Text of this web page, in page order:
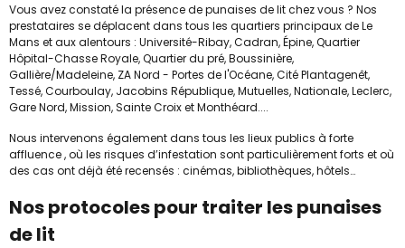
Vous avez constaté la présence de punaises de lit chez vous ? Nos
prestataires se déplacent dans tous les quartiers principaux de Le
Mans et aux alentours : Université-Ribay, Cadran, Épine, Quartier
Hôpital-Chasse Royale, Quartier du pré, Boussinière,
Gallière/Madeleine, ZA Nord - Portes de l'Océane, Cité Plantagenêt,
Tessé, Courboulay, Jacobins République, Mutuelles, Nationale, Leclerc,
Gare Nord, Mission, Sainte Croix et Monthéard....
Nous intervenons également dans tous les lieux publics à forte
affluence , où les risques d’infestation sont particulièrement forts et où
des cas ont déjà été recensés : cinémas, bibliothèques, hôtels…
Nos protocoles pour traiter les punaises
de lit